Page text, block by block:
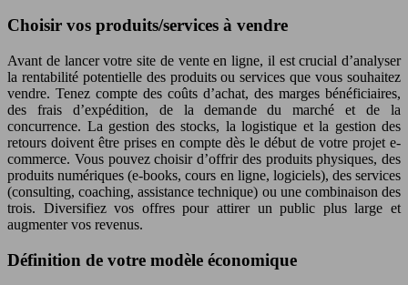
Choisir vos produits/services à vendre
Avant de lancer votre site de vente en ligne, il est crucial d’analyser
la rentabilité potentielle des produits ou services que vous souhaitez
vendre. Tenez compte des coûts d’achat, des marges bénéficiaires,
des frais d’expédition, de la demande du marché et de la
concurrence. La gestion des stocks, la logistique et la gestion des
retours doivent être prises en compte dès le début de votre projet e-
commerce. Vous pouvez choisir d’offrir des produits physiques, des
produits numériques (e-books, cours en ligne, logiciels), des services
(consulting, coaching, assistance technique) ou une combinaison des
trois. Diversifiez vos offres pour attirer un public plus large et
augmenter vos revenus.
Définition de votre modèle économique